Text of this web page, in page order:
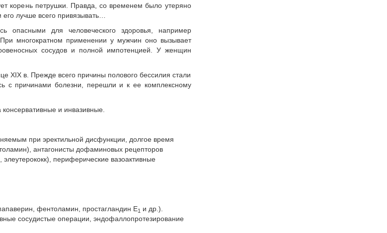
корень петрушки. Правда, со временем было утеряно
лучше всего привязывать…
опасными для человеческого здоровья, например
многократном применении у мужчин оно вызывает
сосудов и полной импотенцией. У женщин
XIX в. Прежде всего причины полового бессилия стали
с причинами болезни, перешли и к ее комплексному
и инвазивные.
при эректильной дисфункции, долгое время
антагонисты дофаминовых рецепторов
периферические вазоактивные
фентоламин, простагландин Е1 и др.).
сосудистые операции, эндофаллопротезирование